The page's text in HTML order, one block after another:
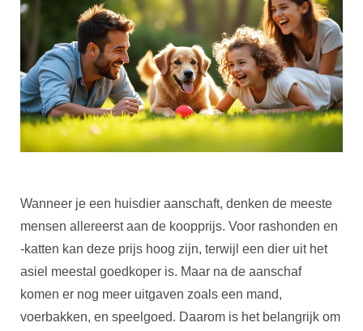
Wanneer je een huisdier aanschaft, denken de meeste
mensen allereerst aan de koopprijs. Voor rashonden en
-katten kan deze prijs hoog zijn, terwijl een dier uit het
asiel meestal goedkoper is. Maar na de aanschaf
komen er nog meer uitgaven zoals een mand,
voerbakken, en speelgoed. Daarom is het belangrijk om